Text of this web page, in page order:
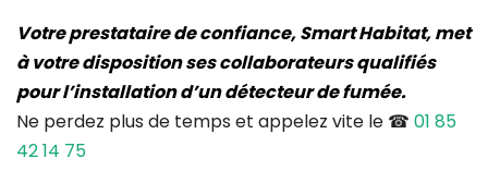
Votre prestataire de confiance, Smart Habitat, met
à votre disposition ses collaborateurs qualifiés
pour l’installation d’un détecteur de fumée.
Ne perdez plus de temps et appelez vite le ☎ 01 85
42 14 75